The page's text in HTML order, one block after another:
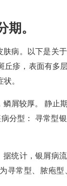
。
病。以下是关
疹，表面有多
。
屑较厚。 静止
分型： 寻常型
统计，银屑病
寻常型、脓疱